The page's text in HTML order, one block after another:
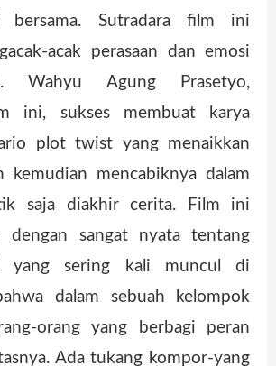
bersama. Sutradara film ini
acak perasaan dan emosi
Wahyu Agung Prasetyo,
ini, sukses membuat karya
plot twist yang menaikkan
kemudian mencabiknya dalam
saja diakhir cerita. Film ini
dengan sangat nyata tentang
yang sering kali muncul di
dalam sebuah kelompok
orang yang berbagi peran
Ada tukang kompor-yang